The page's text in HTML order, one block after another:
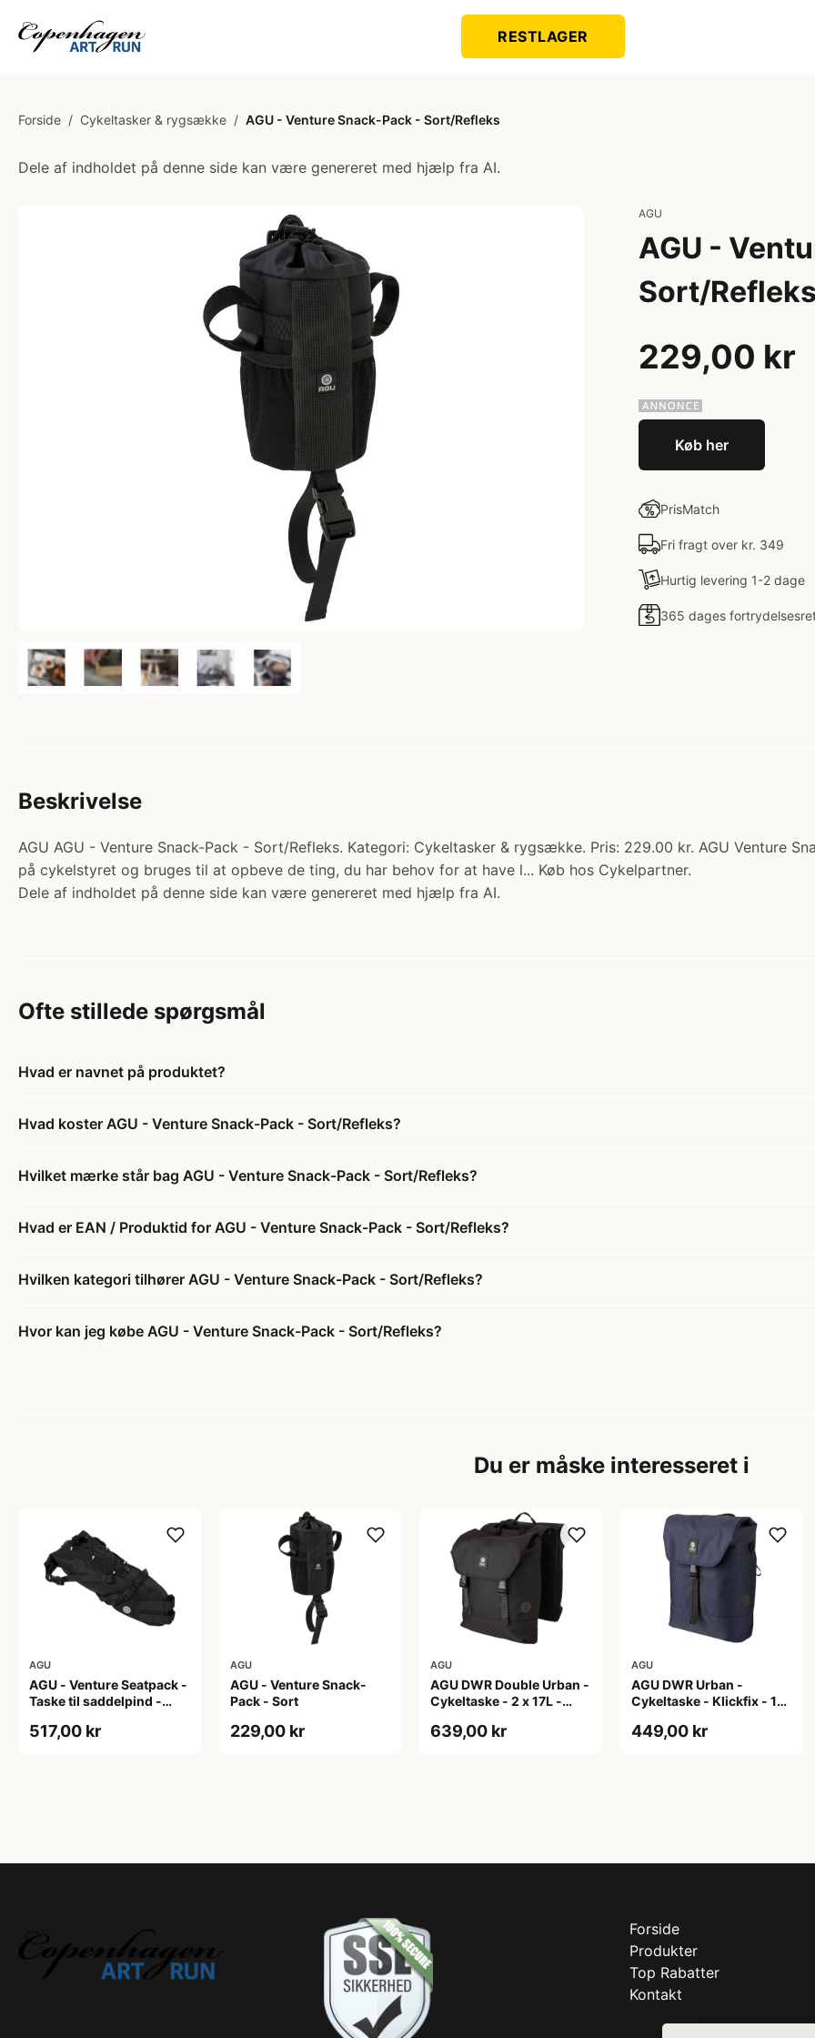
RESTLAGER
Forside / Cykeltasker & rygsække / AGU - Venture Snack-Pack - Sort/Refleks
Dele af indholdet på denne side kan være genereret med hjælp fra AI.
AGU
AGU -
Sort/
229,00 kr
Køb her
PrisMatch
Fri fragt over kr. 349
Hurtig levering 1-2 dage
365 dages
Beskrivelse
AGU AGU - Venture Snack-Pack - Sort/Refleks. Kategori: Cykeltasker & rygsække. Pris: 229.00 kr. AGU Venture
på cykelstyret og bruges til at opbeve de ting, du har behov for at have l... Køb hos Cykelpartner.
Dele af indholdet på denne side kan være genereret med hjælp fra AI.
Ofte stillede spørgsmål
Hvad er navnet på produktet?
Hvad koster AGU - Venture Snack-Pack - Sort/Refleks?
Hvilket mærke står bag AGU - Venture Snack-Pack - Sort/Refleks?
Hvad er EAN / Produktid for AGU - Venture Snack-Pack - Sort/Refleks?
Hvilken kategori tilhører AGU - Venture Snack-Pack - Sort/Refleks?
Hvor kan jeg købe AGU - Venture Snack-Pack - Sort/Refleks?
Du er måske interesseret i
AGU
AGU - Venture Seatpack -
Taske til saddelpind -
517,00 kr
AGU
AGU - Venture Snack-
Pack - Sort
229,00 kr
AGU
AGU DWR Double Urban -
Cykeltaske - 2 x 17L -
639,00 kr
AGU
AGU DWR Urban -
Cykeltaske - Klickfix - 17L
449,00 kr
Forside
Produkter
Top Rabatter
Kontakt